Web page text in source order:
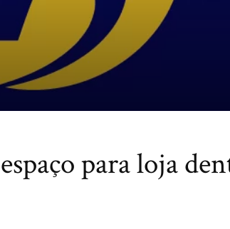
para loja